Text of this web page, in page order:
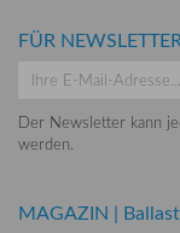
FÜR
Der Newsletter kann
werden.
MAGAZIN |